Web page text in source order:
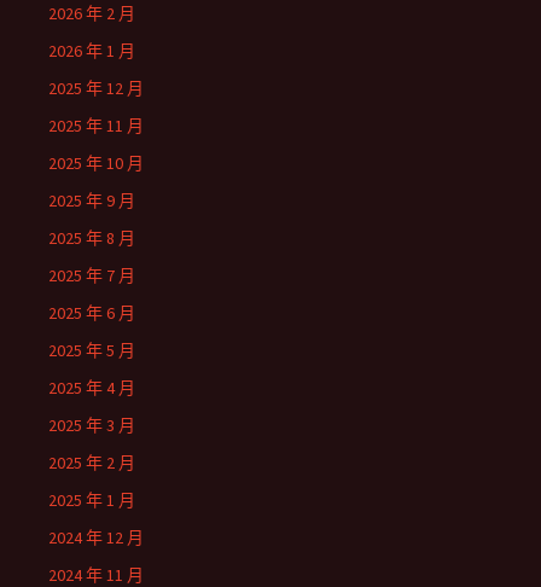
2026 年 2 月
2026 年 1 月
2025 年 12 月
2025 年 11 月
2025 年 10 月
2025 年 9 月
2025 年 8 月
2025 年 7 月
2025 年 6 月
2025 年 5 月
2025 年 4 月
2025 年 3 月
2025 年 2 月
2025 年 1 月
2024 年 12 月
2024 年 11 月